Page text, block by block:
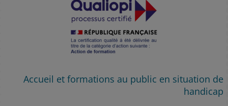
Accueil et formations au public en situation de
handicap